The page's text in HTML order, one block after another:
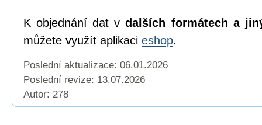
K objednání dat vdalších formátech a
můžete využít aplikaci eshop.
Poslední aktualizace: 06.01.2026
Poslední revize: 13.07.2026
Autor: 278